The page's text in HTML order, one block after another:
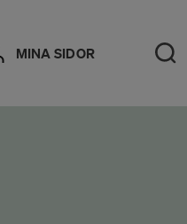
MINA SIDOR Öppna sök